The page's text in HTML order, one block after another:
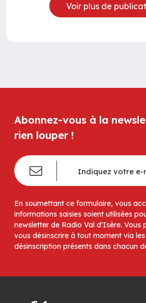
Voir plus de
Abonnez-vous à la
rien louper !
En soumettant ce formulaire, vous
informations saisies soient utilisées
newsletter de Radio Val d'Isère. Vous
vous désinscrire à tout moment via
désinscription présents dans chacun